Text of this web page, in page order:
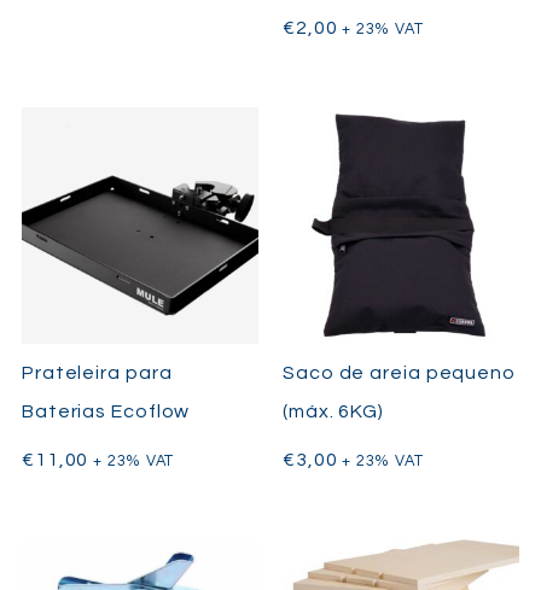
€2,00 + 23% VAT
Prateleira para
Baterias Ecoflow
€ 11,00 + 23% VAT
Saco de areia pequeno
(máx. 6KG)
€3,00 + 23% VAT